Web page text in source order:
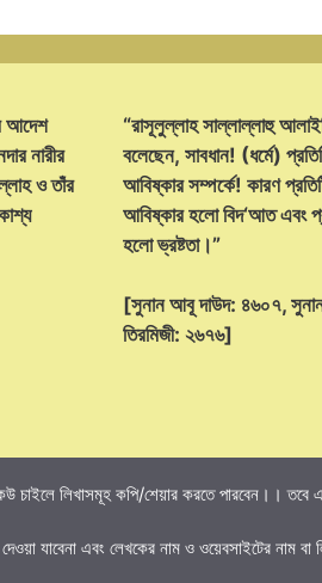
আদেশ
নারীর
ও তাঁর
“রাসূলুল্লাহ সাল্লাল্লাহু
বলেছেন, সাবধান! (ধর্মে)
আবিষ্কার সম্পর্কে! কারণ
আবিষ্কার হলো বিদ‘আত এবং
হলো ভ্রষ্টতা।”
[সুনান আবূ দাউদ: ৪৬০৭,
তিরমিজী: ২৬৭৬]
লিখাসমূহ কপি/শেয়ার করতে পারবেন।। তবে
যাবেনা এবং লেখকের নাম ও ওয়েবসাইটের নাম